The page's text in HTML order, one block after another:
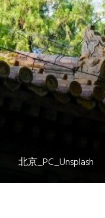
北京_PC_Unsplash